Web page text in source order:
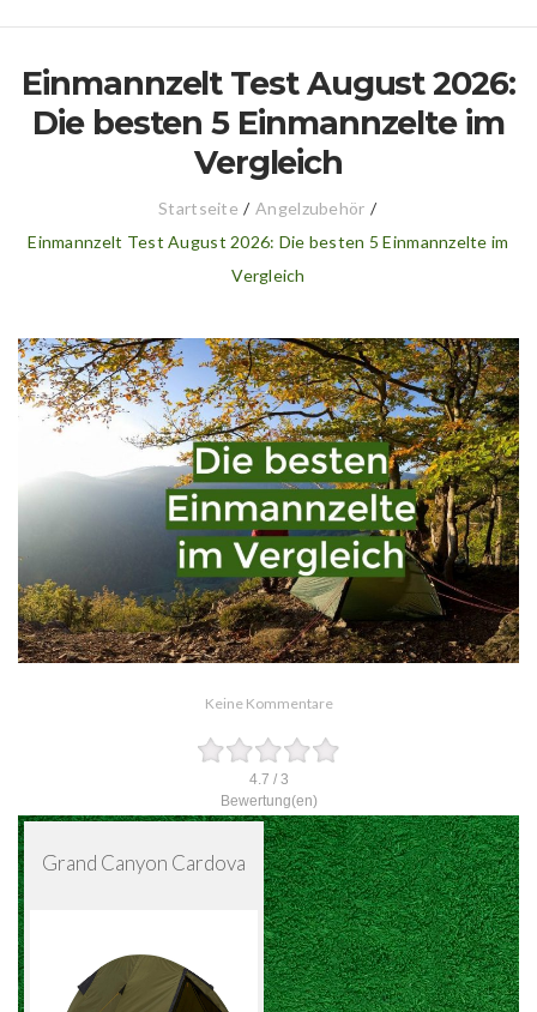
Einmannzelt Test August 2026:
Die besten 5 Einmannzelte im
Vergleich
Startseite / Angelzubehör /
Einmannzelt Test August 2026: Die besten 5 Einmannzelte im
Vergleich
Keine Kommentare
4.7 / 3
Bewertung(en)
Grand Canyon Cardova